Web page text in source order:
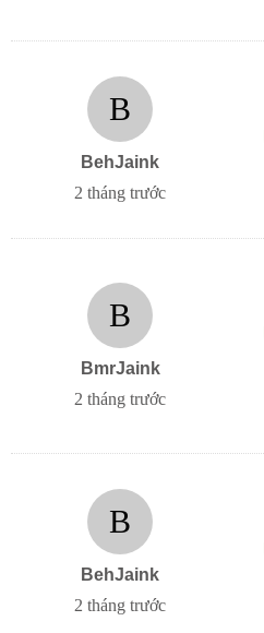
B
BehJaink
2 tháng trước
B
BmrJaink
2 tháng trước
B
BehJaink
2 tháng trước